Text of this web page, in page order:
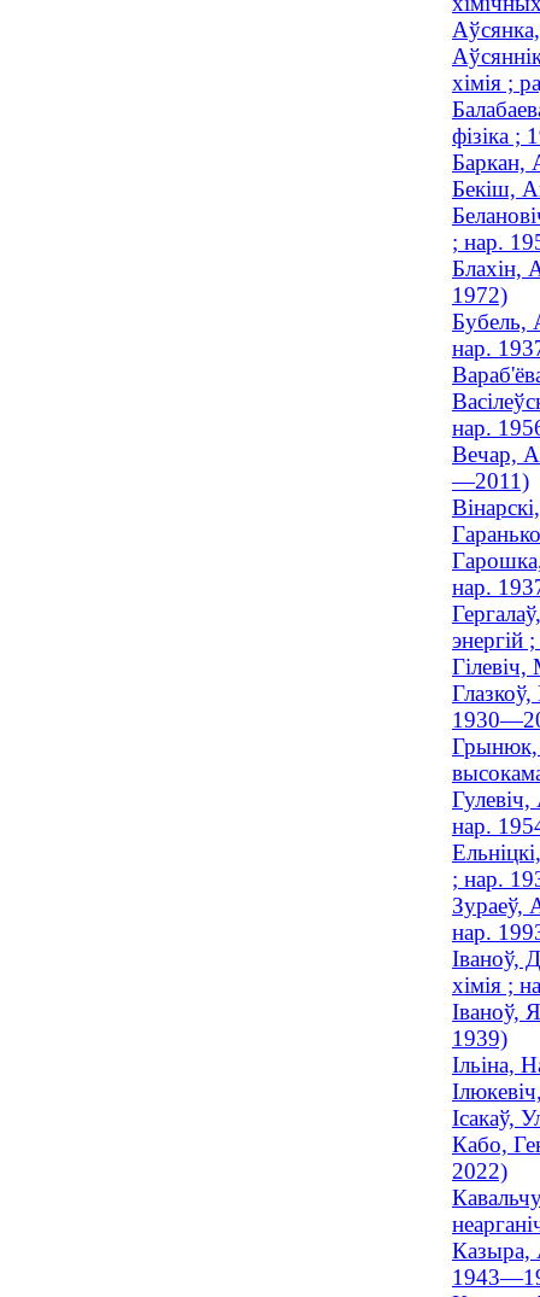
хімія ;
фізіка
Баркан,
Бекiш,
; нар.
Блахiн,
1972)
Бубель,
нар.
нар.
Вечар,
—2011)
нар.
энергій
Грынюк,
нар.
; нар.
Зураеў,
нар.
Іваноў,
хімія ;
Іваноў,
1939)
Ільіна,
Ісакаў,
Кабо,
2022)
Казыра,